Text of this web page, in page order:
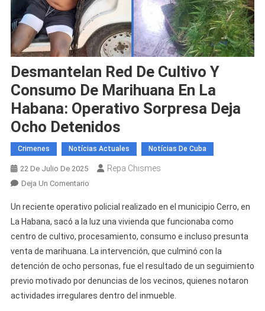
Desmantelan Red De Cultivo Y
Consumo De Marihuana En La
Habana: Operativo Sorpresa Deja
Ocho Detenidos
Crimenes Notícias Actuales Notícias De Cuba
22 De Julio De 2025 Repa Chismes
Deja Un ComentarioEn
Red
De
Cultivo
Y
Consumo
De
Marihuana
Un reciente operativo policial realizado en el municipio Cerro, en
La Habana, sacó a la luz una vivienda que funcionaba como
centro de cultivo, procesamiento, consumo e incluso presunta
venta de marihuana. La intervención, que culminó con la
detención de ocho personas, fue el resultado de un seguimiento
previo motivado por denuncias de los vecinos, quienes notaron
actividades irregulares dentro del inmueble.